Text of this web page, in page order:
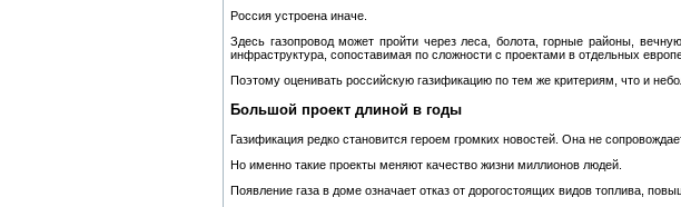
Россия устроена иначе.
Здесь газопровод может пройти через леса, болота, горные районы,
инфраструктура, сопоставимая по сложности с проектами в отдельных
Поэтому оценивать российскую газификацию по тем же критериям, что и
Большой проект длиной в годы
Газификация редко становится героем громких новостей. Она не
Но именно такие проекты меняют качество жизни миллионов людей.
Появление газа в доме означает отказ от дорогостоящих видов топлива,